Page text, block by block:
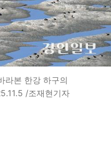
라본 한강 하구의
/조재현기자